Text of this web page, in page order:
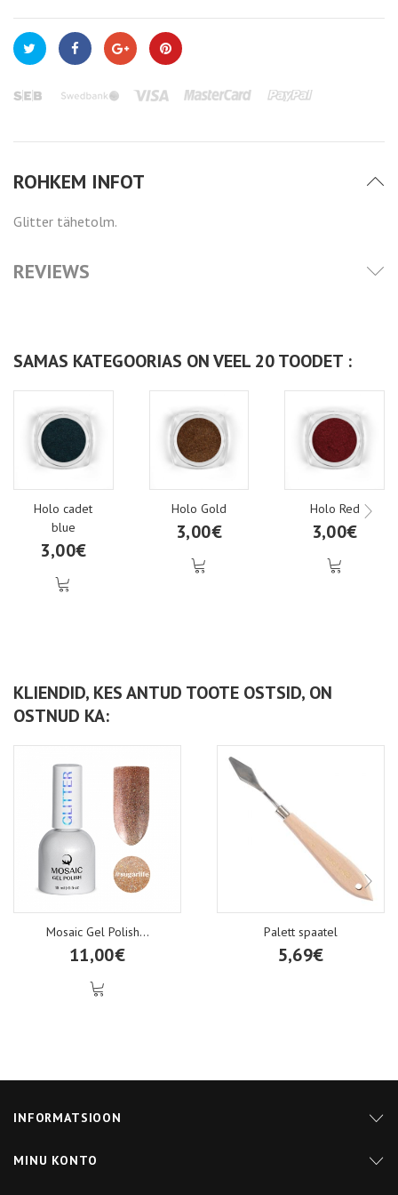
ROHKEM INFOT
Glitter tähetolm.
REVIEWS
SAMAS KATEGOORIAS ON VEEL 20 TOODET :
Holo cadet
blue
3,00€
Holo Gold
3,00€
Holo Red
3,00€
KLIENDID, KES ANTUD TOOTE OSTSID, ON
OSTNUD KA:
Mosaic Gel Polish...
11,00€
Palett spaatel
5,69€
INFORMATSIOON
MINU KONTO